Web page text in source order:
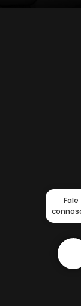
Fale